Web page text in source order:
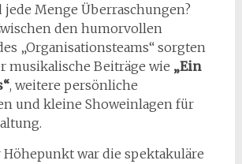
jede Menge Überraschungen?
den humorvollen
„Organisationsteams“ sorgten
musikalische Beiträge wie „Ein
, weitere persönliche
und kleine Showeinlagen für
Höhepunkt war die spektakuläre